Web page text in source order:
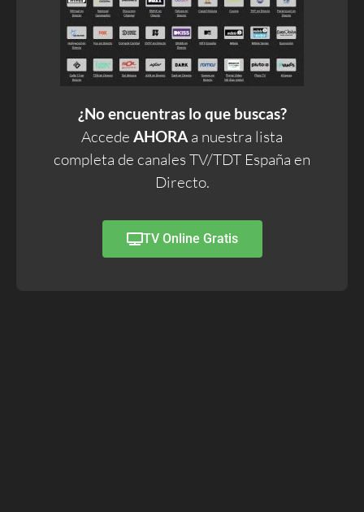
¿No encuentras lo que buscas?
Accede AHORA a nuestra lista
completa de canales TV/TDT España en
Directo.
TV Online Gratis